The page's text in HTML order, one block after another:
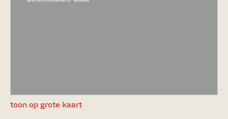
toon op grote kaart